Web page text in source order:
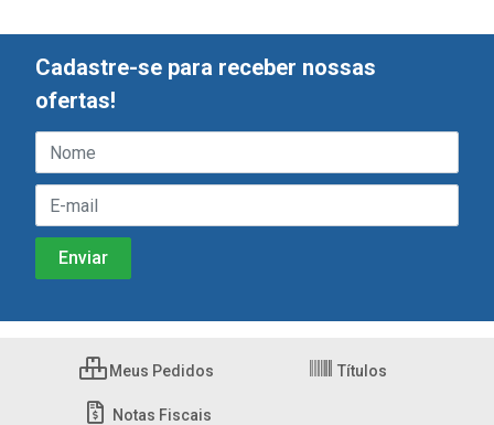
Cadastre-se para receber nossas
ofertas!
Meus Pedidos Títulos
Notas Fiscais